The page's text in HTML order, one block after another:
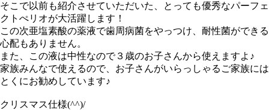
そこで以前も紹介させていただいた、とっても優秀なパーフェ
クトぺリオが大活躍します！
この次亜塩素酸の薬液で歯周病菌をやっつけ、耐性菌ができる
心配もありません。
また、この液は中性なので３歳のお子さんから使えますよ♪
家族みんなで使えるので、お子さんがいらっしゃるご家族には
とくにお勧めしています♪
クリスマス仕様(^^)/